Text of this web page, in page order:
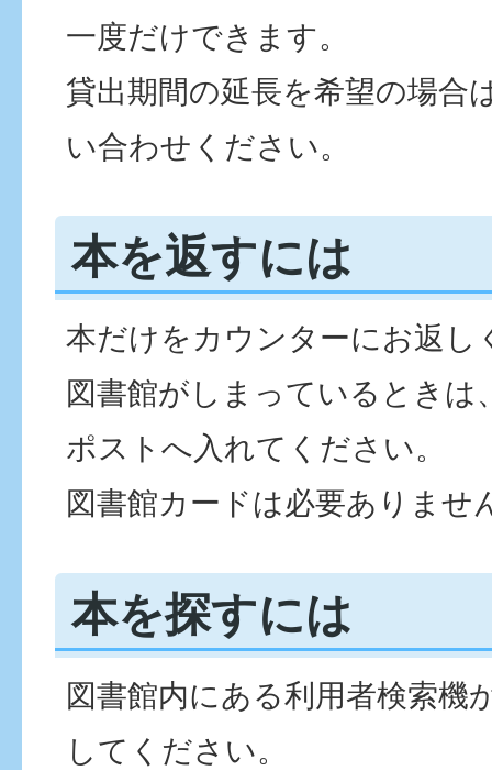
一度だけできます。
貸出期間の延長を希望の場合
い合わせください。
本を返すには
本だけをカウンターにお返し
図書館がしまっているときは
ポストへ入れてください。
図書館カードは必要ありませ
本を探すには
図書館内にある利用者検索機
してください。